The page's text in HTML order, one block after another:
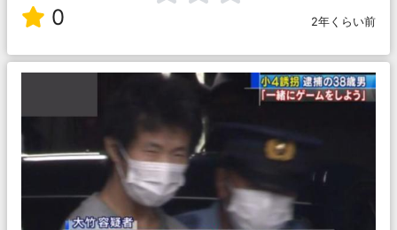
0 2年くらい前